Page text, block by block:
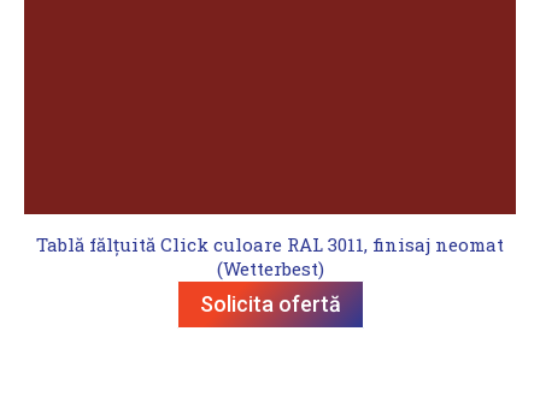
Tablă fălțuită Click culoare RAL 3011, finisaj neomat
(Wetterbest)
Solicita ofertă